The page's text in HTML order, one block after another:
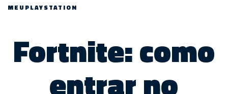
MEUPLAYSTATION
Fortnite: como
entrar no